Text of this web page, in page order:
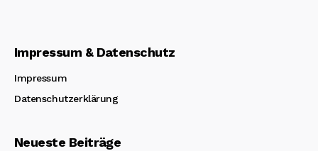
Impressum & Datenschutz
Impressum
Datenschutzerklärung
Neueste Beiträge